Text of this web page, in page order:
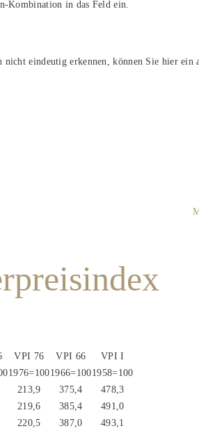
Kombination in das Feld ein.
nicht eindeutig erkennen, können Sie hier
VPI 76 VPI 66
VPI I
1976=1001966=1001958=100
213,9 375,4
478,3
219,6 385,4
491,0
220,5 387,0
493,1